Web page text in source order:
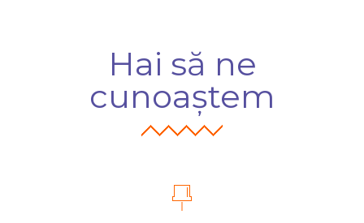
Hai să ne
cunoaștem